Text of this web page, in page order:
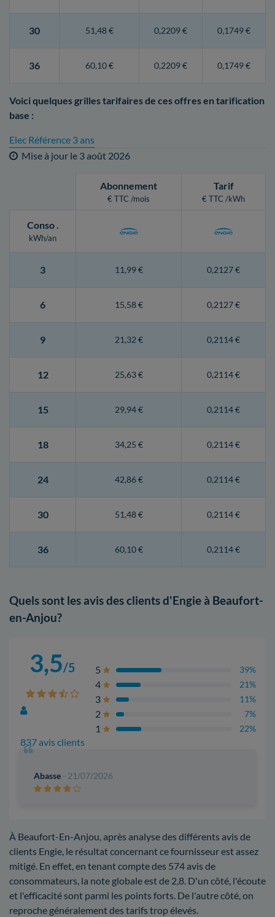
30 51,48 € 0,2209 € 0,1749 €
36 60,10 € 0,2209 € 0,1749 €
Voici quelques grilles tarifaires de ces offres en tarification
base :
Elec Référence 3 ans
Mise à jour le 3 août 2026
Abonnement
€ TTC /mois
Tarif
€ TTC /kWh
Conso.
kWh/an
3 11,99 € 0,2127 €
6 15,58 € 0,2127 €
9 21,32 € 0,2114 €
12 25,63 € 0,2114 €
15 29,94 € 0,2114 €
18 34,25 € 0,2114 €
24 42,86 € 0,2114 €
30 51,48 € 0,2114 €
36 60,10 € 0,2114 €
Quels sont les avis des clients d'Engie à Beaufort-
en-Anjou?
3,5/5
837 avis clients
5 39%
4 21%
3 11%
2 7%
1 22%
Abasse - 21/07/2026
À Beaufort-En-Anjou, après analyse des différents avis de
clients Engie, le résultat concernant ce fournisseur est assez
mitigé. En effet, en tenant compte des 574 avis de
consommateurs, la note globale est de 2,8. D'un côté, l'écoute
et l'efficacité sont parmi les points forts. De l'autre côté, on
reproche généralement des tarifs trop élevés.